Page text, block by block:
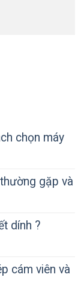
chọn máy
gặp và
dính ?
cám viên và